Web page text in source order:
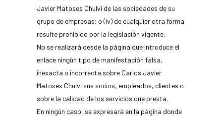
Javier Matoses Chulvi de las sociedades de su
grupo de empresas; o (iv) de cualquier otra forma
resulte prohibido por la legislación vigente.
No se realizará desde la página que introduce el
enlace ningún tipo de manifestación falsa,
inexacta o incorrecta sobre Carlos Javier
Matoses Chulvi sus socios, empleados, clientes o
sobre la calidad de los servicios que presta.
En ningún caso, se expresará en la página donde